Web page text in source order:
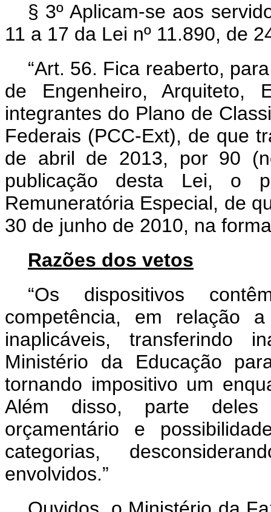
§ 3º Aplicam-se aos
11 a 17 da Lei nº 11.890, de
“Art. 56. Fica reaberto,
de Engenheiro, Arquiteto,
integrantes do Plano de
Federais (PCC-Ext), de que
de abril de 2013, por 90
publicação desta Lei, o
Remuneratória Especial, de
30 de junho de 2010, na
Razões dos vetos
“Os dispositivos
competência, em relação
inaplicáveis, transferindo
Ministério da Educação
tornando impositivo um
Além disso, parte deles
orçamentário e
categorias,
envolvidos.”